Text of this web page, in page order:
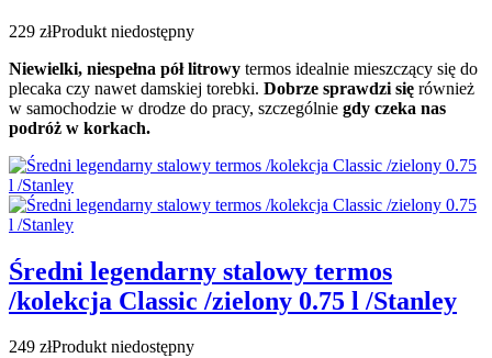
229 złProdukt niedostępny
Niewielki, niespełna pół litrowy termos idealnie mieszczący się do
plecaka czy nawet damskiej torebki. Dobrze sprawdzi się również
w samochodzie w drodze do pracy, szczególnie gdy czeka nas
podróż w korkach.
Średni legendarny stalowy termos
/kolekcja Classic /zielony 0.75 l /Stanley
249 złProdukt niedostępny